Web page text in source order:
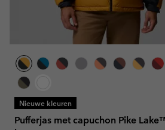
Nieuwe kleuren
Pufferjas met capuchon Pike